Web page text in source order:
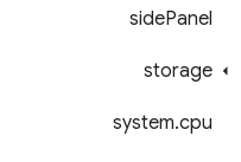
sidePanel
storage
system.cpu